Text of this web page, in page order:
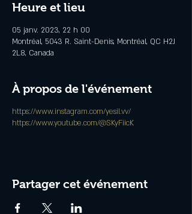
Heure et lieu
05 janv. 2023, 22 h 00
Montréal, 5043 R. Saint-Denis, Montréal, QC H2J
2L8, Canada
À propos de l'événement
https://www.instagram.com/yesil.vv/
https://www.youtube.com/@SKyFiicK
Partager cet événement